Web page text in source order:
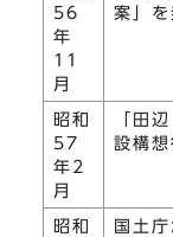
56
年
11
月
案」を
昭和
57
年2
月
「田
設構想
昭和
国土